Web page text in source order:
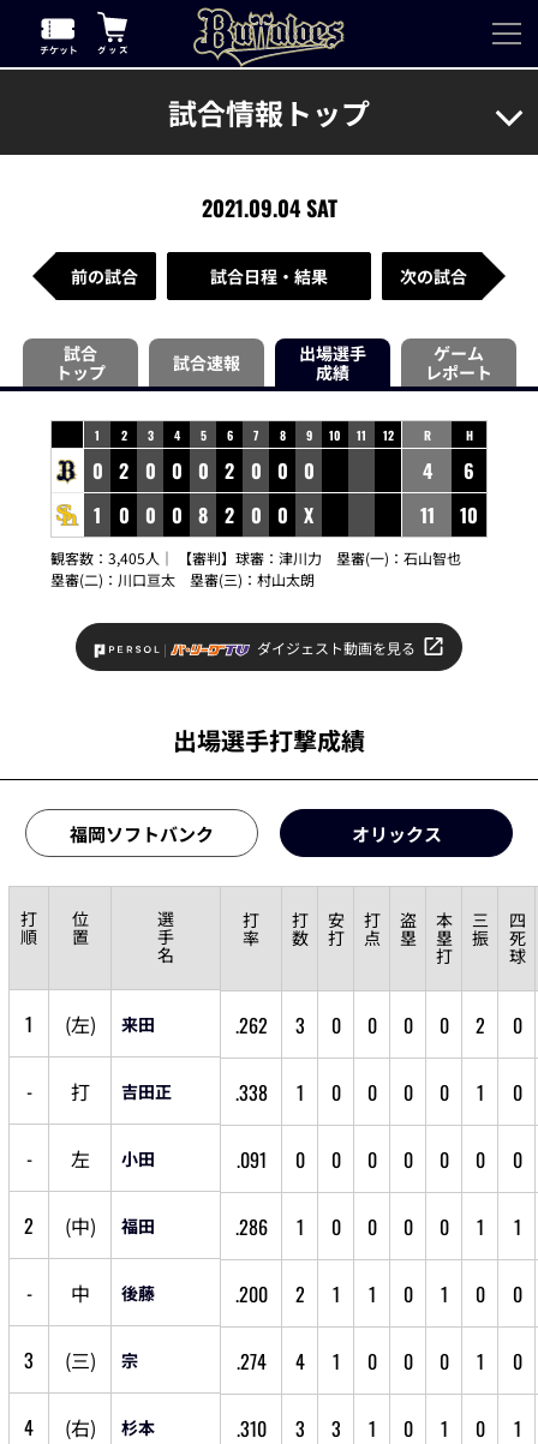
試合情報トップ
2021.09.04 SAT
前の試合 試合日程・結果 次の試合
試合
トップ
試合速報
出場選手
成績
ゲーム
レポート
1 2 3 4 5 6 7 8 9 10 11 12
0 2 0 0 0 2 0 0 0
1
0 0 0 8 2 0 0 X
R H
4
6
11
10
観客数：3,405人｜ 【審判】球審： 津川力 塁審(一)： 石山智也
塁審(二)： 川口亘太 塁審(三)： 村山太朗
ダイジェスト動画を見る
出場選手打撃成績
福岡ソフトバンク オリックス
打
順
位
置
選
手
名
打
率
打
数
安
打
打
点
盗
塁
本
塁
打
三
振
四
死
球
1 (左) 来田 .262 3 0 0 0 0 2 0
- 打 吉田正 .338 1 0 0 0 0 1 0
- 左 小田 .091 0 0 0 0 0 0 0
2 (中) 福田 .286 1 0 0 0 0 1 1
- 中 後藤 .200 2 1 1 0 1 0 0
3 (三) 宗 .274 4 1 0 0 0 1 0
4 (右) 杉本 .310 3 3 1 0 1 0 1